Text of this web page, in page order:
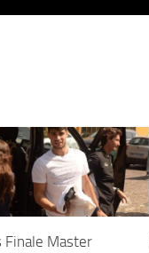
Finale Master